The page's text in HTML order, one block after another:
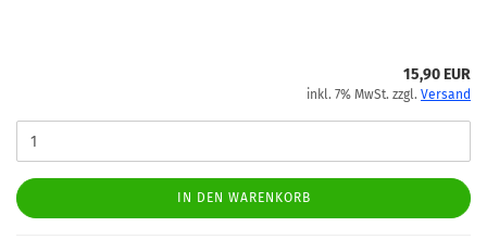
15,90 EUR
inkl. 7% MwSt. zzgl. Versand
IN DEN WARENKORB